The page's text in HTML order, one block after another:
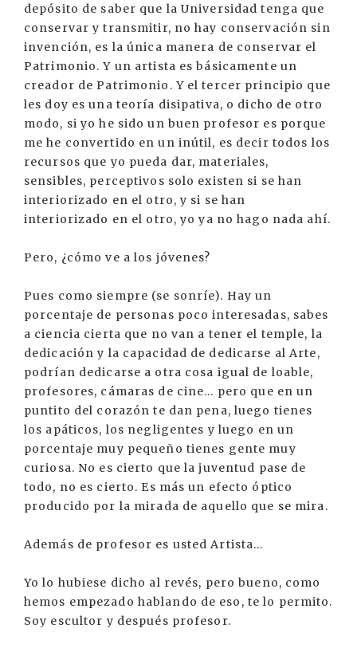
depósito de saber que la Universidad tenga que
conservar y transmitir, no hay conservación sin
invención, es la única manera de conservar el
Patrimonio. Y un artista es básicamente un
creador de Patrimonio. Y el tercer principio que
les doy es una teoría disipativa, o dicho de otro
modo, si yo he sido un buen profesor es porque
me he convertido en un inútil, es decir todos los
recursos que yo pueda dar, materiales,
sensibles, perceptivos solo existen si se han
interiorizado en el otro, y si se han
interiorizado en el otro, yo ya no hago nada ahí.
Pero, ¿cómo ve a los jóvenes?
Pues como siempre (se sonríe). Hay un
porcentaje de personas poco interesadas, sabes
a ciencia cierta que no van a tener el temple, la
dedicación y la capacidad de dedicarse al Arte,
podrían dedicarse a otra cosa igual de loable,
profesores, cámaras de cine... pero que en un
puntito del corazón te dan pena, luego tienes
los apáticos, los negligentes y luego en un
porcentaje muy pequeño tienes gente muy
curiosa. No es cierto que la juventud pase de
todo, no es cierto. Es más un efecto óptico
producido por la mirada de aquello que se mira.
Además de profesor es usted Artista...
Yo lo hubiese dicho al revés, pero bueno, como
hemos empezado hablando de eso, te lo permito.
Soy escultor y después profesor.